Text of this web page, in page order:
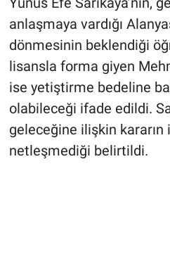
anlaşmaya vardığı
dönmesinin beklendiği
lisansla forma giyen
ise yetiştirme bedeline
olabileceği ifade edildi.
geleceğine ilişkin kararın
netleşmediği belirtildi.